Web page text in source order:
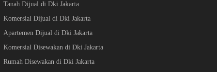
Tanah Dijual di Dki Jakarta
Komersial Dijual di Dki Jakarta
Apartemen Dijual di Dki Jakarta
Komersial Disewakan di Dki Jakarta
Rumah Disewakan di Dki Jakarta